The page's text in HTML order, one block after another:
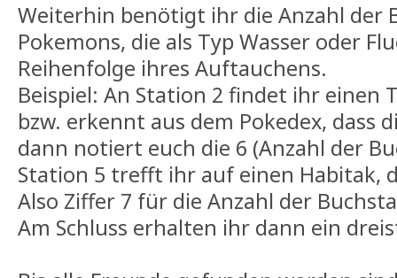
Weiterhin benötigt ihr die Anzahl der
Pokemons, die als Typ Wasser oder
Reihenfolge ihres Auftauchens.
Beispiel: An Station 2 findet ihr einen
bzw. erkennt aus dem Pokedex, dass
dann notiert euch die 6 (Anzahl der
Station 5 trefft ihr auf einen Habitak,
Also Ziffer 7 für die Anzahl der
Am Schluss erhalten ihr dann ein